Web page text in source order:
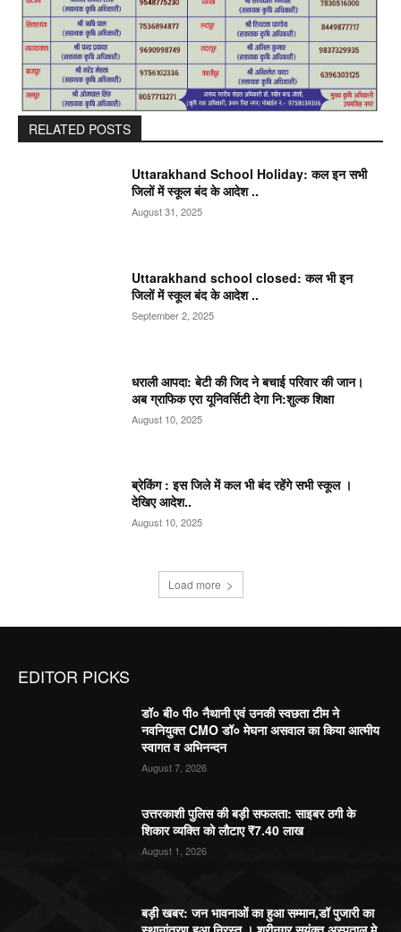
RELATED POSTS
Uttarakhand School Holiday: कल इन सभी
जिलों में स्कूल बंद के आदेश ..
August 31, 2025
Uttarakhand school closed: कल भी इन
जिलों में स्कूल बंद के आदेश ..
September 2, 2025
धराली आपदा: बेटी की जिद ने बचाई परिवार की जान।
अब ग्राफिक एरा यूनिवर्सिटी देगा नि:शुल्क शिक्षा
August 10, 2025
ब्रेकिंग : इस जिले में कल भी बंद रहेंगे सभी स्कूल ।
देखिए आदेश..
August 10, 2025
Load more
EDITOR PICKS
डॉ० बी० पी० नैथानी एवं उनकी स्वछता टीम ने
नवनियुक्त CMO डॉ० मेघना असवाल का किया आत्मीय
स्वागत व अभिनन्दन
August 7, 2026
उत्तरकाशी पुलिस की बड़ी सफलता: साइबर ठगी के
शिकार व्यक्ति को लौटाए ₹7.40 लाख
August 1, 2026
बड़ी खबर: जन भावनाओं का हुआ सम्मान,डॉ पुजारी का